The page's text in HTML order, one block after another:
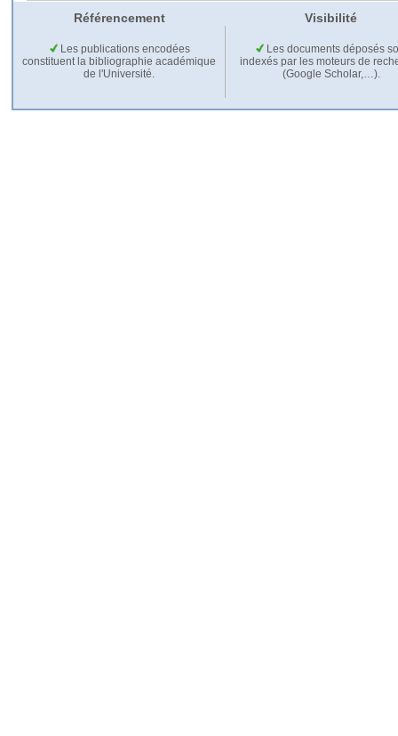
Référencement Visibilité
Les publications encodées
constituent la bibliographie académique
de l'Université.
Les documents déposés
indexés par les moteurs de
(Google Scholar,…).